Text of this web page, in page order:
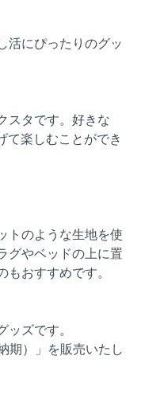
活にぴったりのグッ
スタです。好きな
て楽しむことができ
トのような生地を使
グやベッドの上に置
おすすめです。
ズです。
期）」を販売いたし